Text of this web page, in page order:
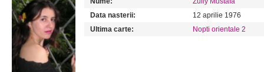
Data nasterii:
12 aprilie 1976
Ultima carte:
Nopti orientale 2